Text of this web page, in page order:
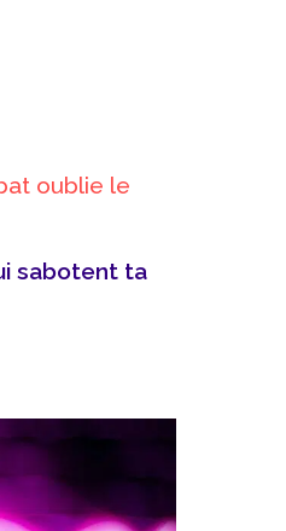
oublie le
sabotent ta